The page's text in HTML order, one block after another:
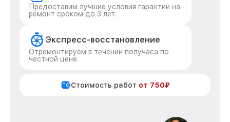
Предоставим лучшие условия гарантии на
ремонт сроком до 3 лет.
Экспресс-восстановление
Отремонтируем в течении получаса по
честной цене.
Стоимость работ от 750₽